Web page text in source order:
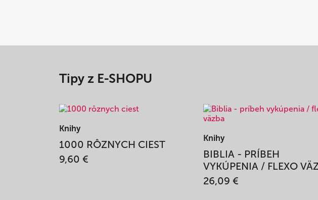
Tipy z E-SHOPU
Knihy
1000 RÔZNYCH CIEST
9,60 €
Knihy
BIBLIA - PRÍBEH
VYKÚPENIA / FLEXO
26,09 €